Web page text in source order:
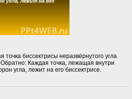
точка биссектрисы неразвёрнутого угла
Каждая точка, лежащая внутри
угла, лежит на его биссектрисе.